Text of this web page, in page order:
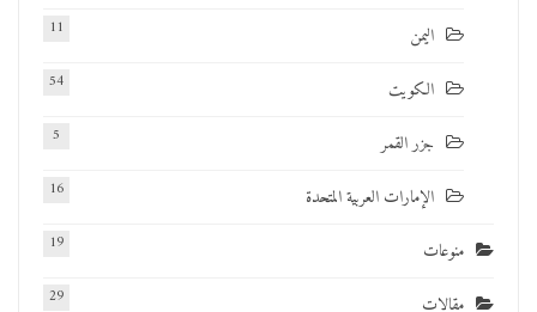
اليمن 11
الكويت 54
جزر القمر 5
الإمارات العربية المتحدة 16
منوعات 19
مقالات 29